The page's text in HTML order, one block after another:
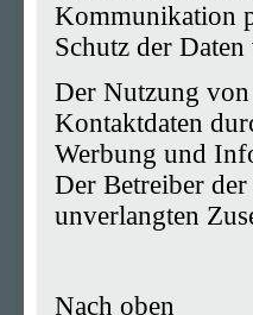
Kommunikation
Schutz der
Der Nutzung
Kontaktdaten
Werbung und
Der Betreiber
unverlangten
Nach oben